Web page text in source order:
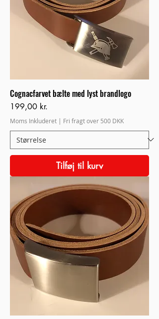
Cognacfarvet bælte med lyst brandlogo
Pris
199,00 kr.
Moms Inkluderet | Fri fragt over 500 DKK
Tilføj til kurv